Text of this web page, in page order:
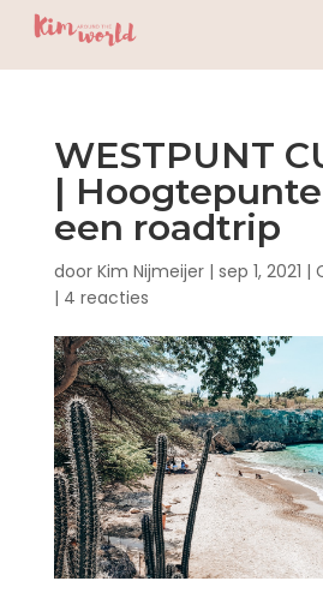
WESTPUNT
|
een roadtrip
door Kim Nijmeijer| sep 1, 2021 |
| 4 reacties